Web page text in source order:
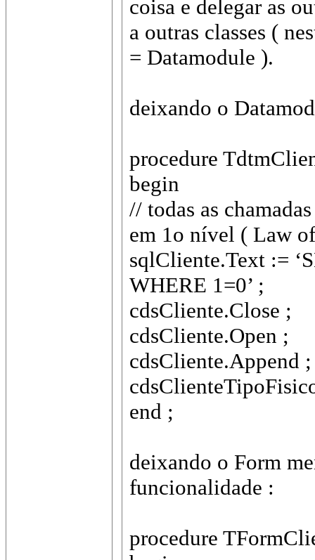
coisa e delegar as
a outras classes (
= Datamodule ).
deixando o
procedure
begin
// todas as
em 1o nível ( Law
sqlCliente.Text :=
WHERE 1=0’ ;
cdsCliente.Close ;
cdsCliente.Open ;
cdsCliente.Append ;
end ;
deixando o Form
funcionalidade :
procedure